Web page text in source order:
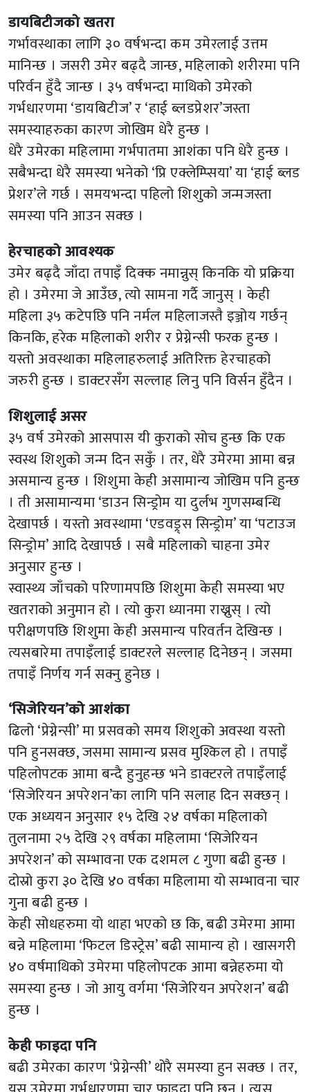
डायबिटीजको खतरा
गर्भावस्थाका लागि ३० वर्षभन्दा कम उमेरलाई उत्तम
मानिन्छ । जसरी उमेर बढ्दै जान्छ, महिलाको शरीरमा पनि
परिर्वन हुँदै जान्छ । ३५ वर्षभन्दा माथिको उमेरको
गर्भधारणमा ‘डायबिटीज’ र ‘हाई ब्लडप्रेशर’जस्ता
समस्याहरुका कारण जोखिम धेरै हुन्छ ।
धेरै उमेरका महिलामा गर्भपातमा आशंका पनि धेरै हुन्छ ।
सबैभन्दा धेरै समस्या भनेको ‘प्रि एक्लेम्प्सिया’ या ‘हाई ब्लड
प्रेशर’ले गर्छ । समयभन्दा पहिलो शिशुको जन्मजस्ता
समस्या पनि आउन सक्छ ।
हेरचाहको आवश्यक
उमेर बढ्दै जाँदा तपाइँ दिक्क नमान्नुस् किनकि यो प्रक्रिया
हो । उमेरमा जे आउँछ, त्यो सामना गर्दै जानुस् । केही
महिला ३५ कटेपछि पनि नर्मल महिलाजस्तै इञ्जोय गर्छन्
किनकि, हरेक महिलाको शरीर र प्रेग्नेन्सी फरक हुन्छ ।
यस्तो अवस्थाका महिलाहरुलाई अतिरिक्त हेरचाहको
जरुरी हुन्छ । डाक्टरसँग सल्लाह लिनु पनि विर्सन हुँदैन ।
शिशुलाई असर
३५ वर्ष उमेरको आसपास यी कुराको सोच हुन्छ कि एक
स्वस्थ शिशुको जन्म दिन सकुँ । तर, धेरै उमेरमा आमा बन्न
असमान्य हुन्छ । शिशुमा केही असामान्य जोखिम पनि हुन्छ
। ती असामान्यमा ‘डाउन सिन्ड्रोम या दुर्लभ गुणसम्बन्धि
देखापर्छ । यस्तो अवस्थामा ‘एडवड्र्स सिन्ड्रोम’ या ‘पटाउज
सिन्ड्रोम’ आदि देखापर्छ । सबै महिलाको चाहना उमेर
अनुसार हुन्छ ।
स्वास्थ्य जाँचको परिणामपछि शिशुमा केही समस्या भए
खतराको अनुमान हो । त्यो कुरा ध्यानमा राख्नुस् । त्यो
परीक्षणपछि शिशुमा केही असमान्य परिवर्तन देखिन्छ ।
त्यसबारेमा तपाइँलाई डाक्टरले सल्लाह दिनेछन् । जसमा
तपाइँ निर्णय गर्न सक्नु हुनेछ ।
‘सिजेरियन’को आशंका
ढिलो ‘प्रेग्नेन्सी’ मा प्रसवको समय शिशुको अवस्था यस्तो
पनि हुनसक्छ, जसमा सामान्य प्रसव मुश्किल हो । तपाइँ
पहिलोपटक आमा बन्दै हुनुहन्छ भने डाक्टरले तपाइँलाई
‘सिजेरियन अपरेशन’का लागि पनि सलाह दिन सक्छन् ।
एक अध्ययन अनुसार १५ देखि २४ वर्षका महिलाको
तुलनामा २५ देखि २९ वर्षका महिलामा ‘सिजेरियन
अपरेशन’ को सम्भावना एक दशमल ८ गुणा बढी हुन्छ ।
दोस्रो कुरा ३० देखि ४० वर्षका महिलामा यो सम्भावना चार
गुना बढी हुन्छ ।
केही सोधहरुमा यो थाहा भएको छ कि, बढी उमेरमा आमा
बन्ने महिलामा ‘फिटल डिस्ट्रेस’ बढी सामान्य हो । खासगरी
४० वर्षमाथिको उमेरमा पहिलोपटक आमा बन्नेहरुमा यो
समस्या हुन्छ । जो आयु वर्गमा ‘सिजेरियन अपरेशन’ बढी
हुन्छ ।
केही फाइदा पनि
बढी उमेरका कारण ‘प्रेग्नेन्सी’ थोरै समस्या हुन सक्छ । तर,